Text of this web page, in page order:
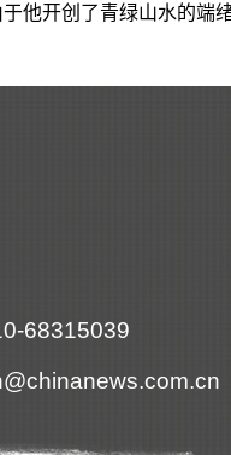
他开创了青绿山水的端
68315039